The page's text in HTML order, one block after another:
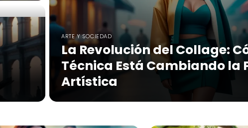
ARTE Y SOCIEDAD
La Revolución del Collage:
Técnica Está Cambiando la
Artística